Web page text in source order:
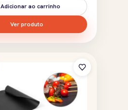
Adicionar ao carrinho
Ver produto